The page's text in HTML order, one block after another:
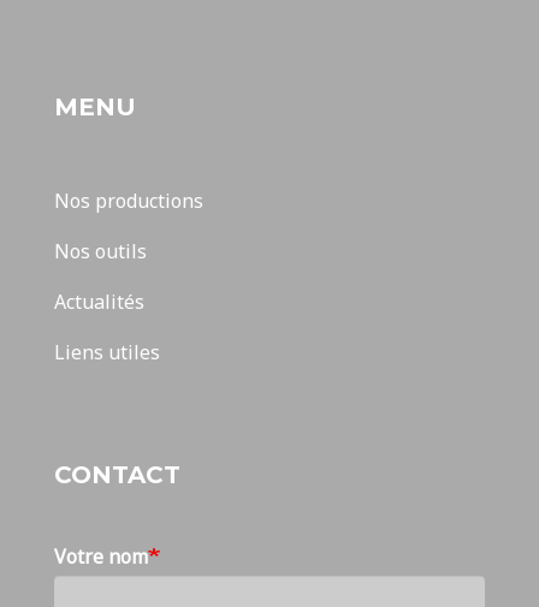
MENU
Nos productions
Nos outils
Actualités
Liens utiles
CONTACT
Votre nom